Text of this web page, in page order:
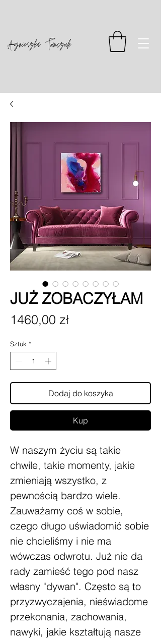
Agnieszka Tomczuk
JUŻ ZOBACZYŁAM
1460,00 złCena
Sztuk *
Dodaj do koszyka
Kup
W naszym życiu są takie
chwile, takie momenty, jakie
zmieniają wszystko, z
pewnością bardzo wiele.
Zauważamy coś w sobie,
czego długo uświadomić sobie
nie chcieliśmy i nie ma
wówczas odwrotu. Już nie da
rady zamieść tego pod nasz
własny "dywan". Często są to
przyzwyczajenia, nieświadome
przekonania, zachowania,
nawyki, jakie kształtują nasze